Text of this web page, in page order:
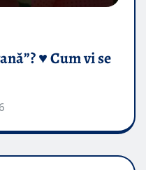
♥️ Cum vi se